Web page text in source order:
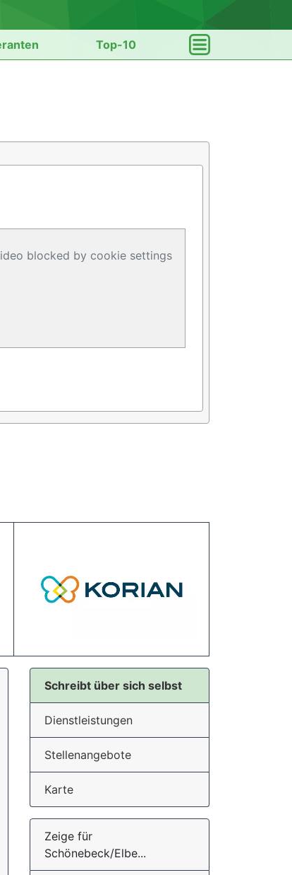
Top-10
blocked by cookie settings
Schreibt über sich selbst
Dienstleistungen
Stellenangebote
Karte
Zeige für
Schönebeck/Elbe...